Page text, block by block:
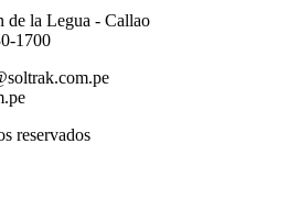
de la Legua - Callao
1700
reservados